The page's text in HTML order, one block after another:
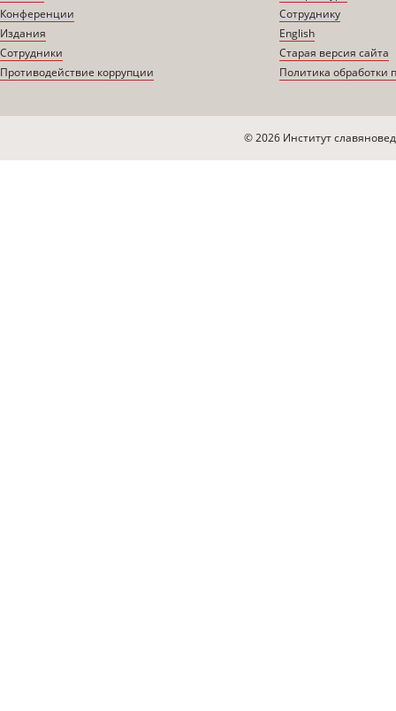
Конференции
Издания
Сотрудники
Противодействие коррупции
Сотруднику
English
Старая версия сайта
Политика обработки
© 2026 Институт